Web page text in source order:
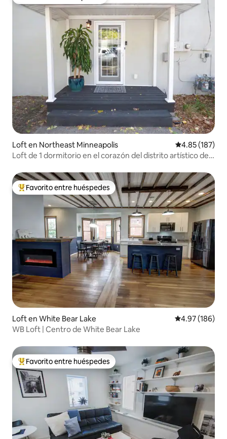
Loft en Northeast Minneapolis Calificación
4.85 (187)
Loft de 1 dormitorio en el corazón del distrito artístico del
De los mejores en Favorito entre huéspedes
Favorito entre huéspedes
Loft en White Bear Lake Calificación
4.97 (186)
WB Loft | Centro de White Bear Lake
De los mejores en Favorito entre huéspedes
Favorito entre huéspedes